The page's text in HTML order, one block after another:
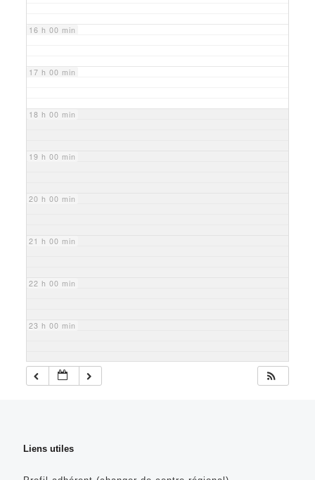
16 h 00 min
17 h 00 min
18 h 00 min
19 h 00 min
20 h 00 min
21 h 00 min
22 h 00 min
23 h 00 min
Liens utiles